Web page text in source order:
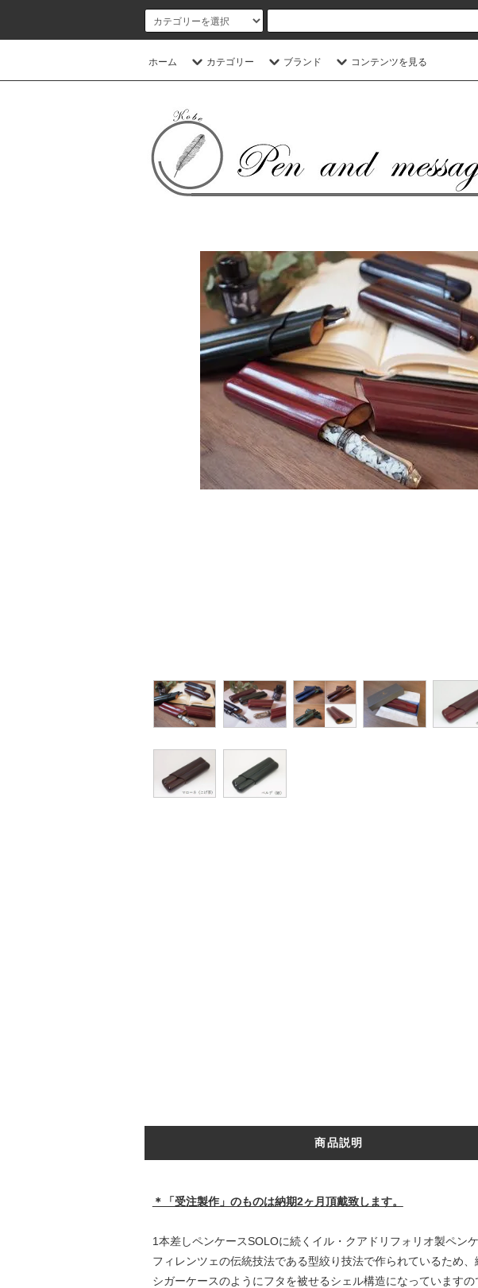
ホーム カテゴリー ブランド コンテンツを見る
商品説明
＊「受注製作」のものは納期2ヶ月頂戴致します。
1本差しペンケースSOLOに続くイル・クアドリフォリオ製ペン
フィレンツェの伝統技法である型絞り技法で作られているため、
シガーケースのようにフタを被せるシェル構造になっています